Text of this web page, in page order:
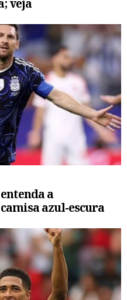
veja
a
azul-escura